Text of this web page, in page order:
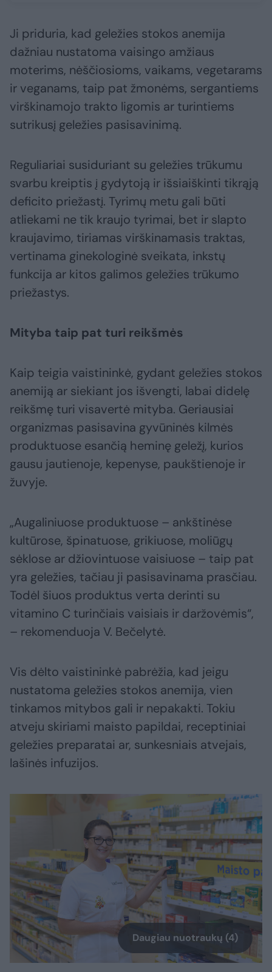
Ji priduria, kad geležies stokos anemija
dažniau nustatoma vaisingo amžiaus
moterims, nėščiosioms, vaikams, vegetarams
ir veganams, taip pat žmonėms, sergantiems
virškinamojo trakto ligomis ar turintiems
sutrikusį geležies pasisavinimą.
Reguliariai susiduriant su geležies trūkumu
svarbu kreiptis į gydytoją ir išsiaiškinti tikrąją
deficito priežastį. Tyrimų metu gali būti
atliekami ne tik kraujo tyrimai, bet ir slapto
kraujavimo, tiriamas virškinamasis traktas,
vertinama ginekologinė sveikata, inkstų
funkcija ar kitos galimos geležies trūkumo
priežastys.
Mityba taip pat turi reikšmės
Kaip teigia vaistininkė, gydant geležies stokos
anemiją ar siekiant jos išvengti, labai didelę
reikšmę turi visavertė mityba. Geriausiai
organizmas pasisavina gyvūninės kilmės
produktuose esančią heminę geležį, kurios
gausu jautienoje, kepenyse, paukštienoje ir
žuvyje.
„Augaliniuose produktuose – ankštinėse
kultūrose, špinatuose, grikiuose, moliūgų
sėklose ar džiovintuose vaisiuose – taip pat
yra geležies, tačiau ji pasisavinama prasčiau.
Todėl šiuos produktus verta derinti su
vitamino C turinčiais vaisiais ir daržovėmis“,
– rekomenduoja V. Bečelytė.
Vis dėlto vaistininkė pabrėžia, kad jeigu
nustatoma geležies stokos anemija, vien
tinkamos mitybos gali ir nepakakti. Tokiu
atveju skiriami maisto papildai, receptiniai
geležies preparatai ar, sunkesniais atvejais,
lašinės infuzijos.
Daugiau nuotraukų (4)